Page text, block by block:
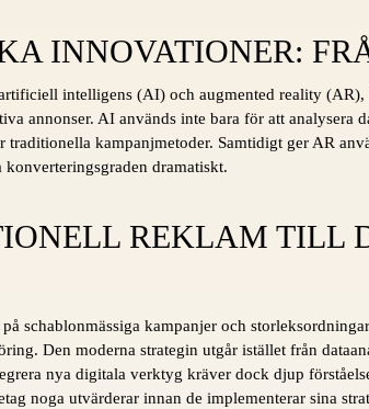
INNOVATIONER:
intelligens (AI) och augmented reality
annonser. AI används inte bara för att analysera
traditionella kampanjmetoder. Samtidigt ger AR
dramatiskt.
REKLAM TILL
schablonmässiga kampanjer och
Den moderna strategin utgår istället från
nya digitala verktyg kräver dock djup
noga utvärderar innan de implementerar sina